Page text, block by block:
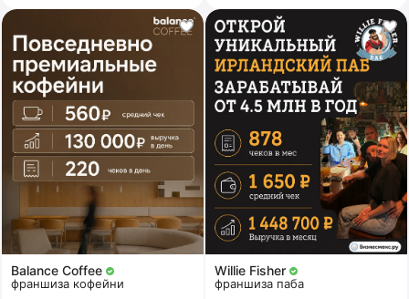
Balance Coffee
франшиза кофейни
Willie Fisher
франшиза паба